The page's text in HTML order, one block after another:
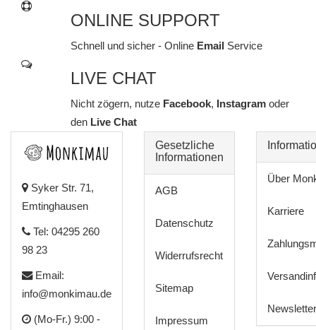
ONLINE SUPPORT
Schnell und sicher - Online Email Service
LIVE CHAT
Nicht zögern, nutze Facebook, Instagram oder
denLive Chat
Syker Str. 71,
Emtinghausen
Tel: 04295 260
98 23
Email:
info@monkimau.de
(Mo-Fr.) 9:00 -
Gesetzliche
Informationen
AGB
Datenschutz
Widerrufsrecht
Sitemap
Impressum
Über
Karriere
Newsletter